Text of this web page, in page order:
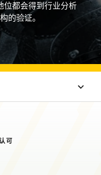
位都会得到行业分析
的验证。
可